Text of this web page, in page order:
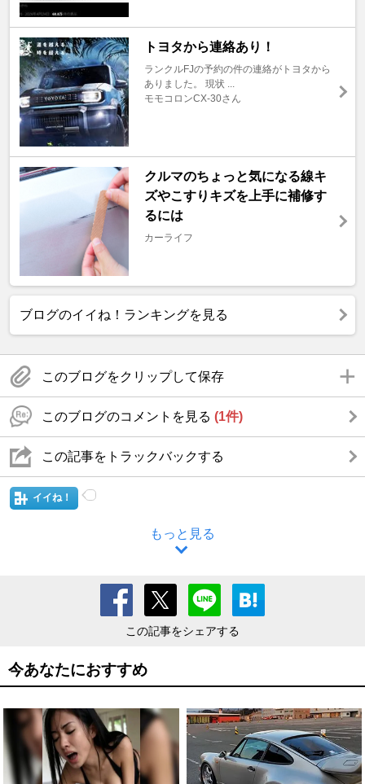
トヨタから連絡あり！
ランクルFJの予約の件の連絡がトヨタから
ありました。 現状 ...
モモコロンCX-30さん
クルマのちょっと気になる線キ
ズやこすりキズを上手に補修す
るには
カーライフ
ブログのイイね！ランキングを見る
このブログをクリップして保存
このブログのコメントを見る (1件)
この記事をトラックバックする
イイね！
もっと見る
この記事をシェアする
今あなたにおすすめ